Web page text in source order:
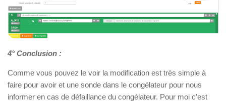
4° Conclusion :
Comme vous pouvez le voir la modification est très simple à
faire pour avoir et une sonde dans le congélateur pour nous
informer en cas de défaillance du congélateur. Pour moi c’est